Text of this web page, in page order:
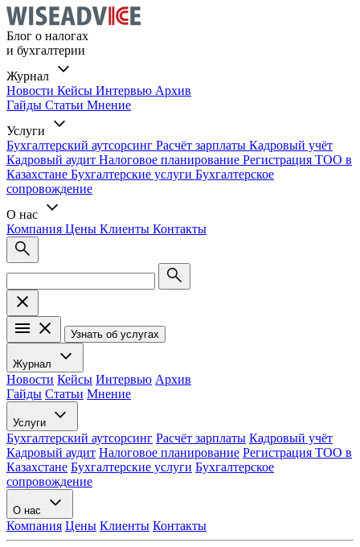
Блог о налогах
и бухгалтерии
Журнал
Новости Кейсы Интервью Архив
Гайды Статьи Мнение
Услуги
Бухгалтерский аутсорсинг Расчёт зарплаты Кадровый учёт
Кадровый аудит Налоговое планирование Регистрация ТОО в
Казахстане Бухгалтерские услуги Бухгалтерское
сопровождение
О нас
Компания Цены Клиенты Контакты
Узнать об услугах
Журнал
Новости Кейсы Интервью Архив
Гайды Статьи Мнение
Услуги
Бухгалтерский аутсорсинг Расчёт зарплаты Кадровый учёт
Кадровый аудит Налоговое планирование Регистрация ТОО в
Казахстане Бухгалтерские услуги Бухгалтерское
сопровождение
О нас
Компания Цены Клиенты Контакты